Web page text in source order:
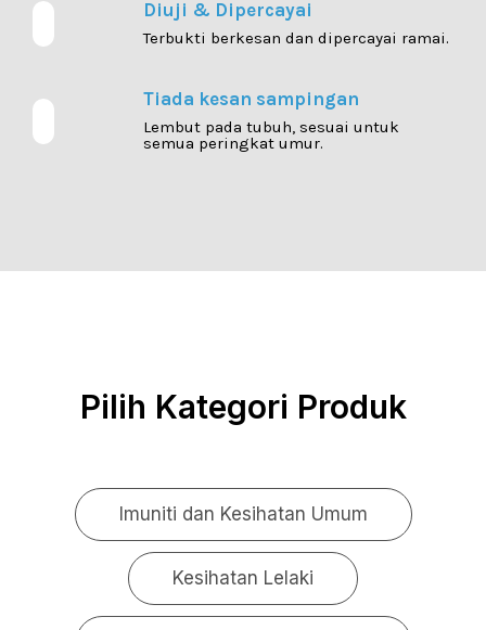
Diuji & Dipercayai
Terbukti berkesan dan dipercayai ramai.
Tiada kesan sampingan
Lembut pada tubuh, sesuai untuk
semua peringkat umur.
Pilih Kategori Produk
Imuniti dan Kesihatan Umum
Kesihatan Lelaki